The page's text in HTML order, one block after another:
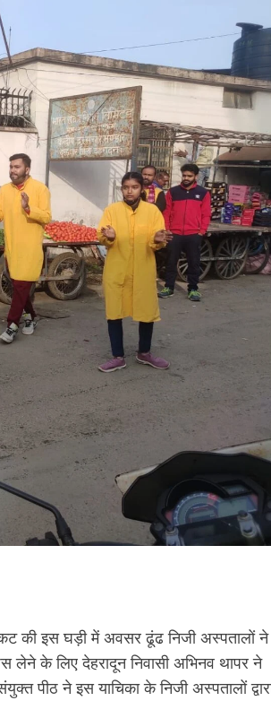
संकट की इस घड़ी में अवसर ढूंढ निजी अस्पतालों ने
के लिए देहरादून निवासी अभिनव थापर ने
पीठ ने इस याचिका के निजी अस्पतालों